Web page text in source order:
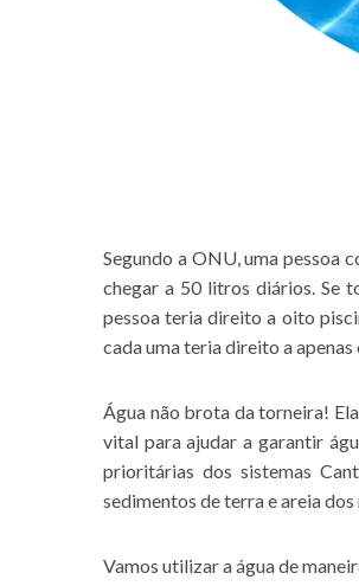
Segundo a ONU, uma pessoa
chegar a 50 litros diários. Se
pessoa teria direito a oito
cada uma teria direito a
Água não brota da torneira!
vital para ajudar a garantir
prioritárias dos sistemas
sedimentos de terra e areia dos
Vamos utilizar a água de